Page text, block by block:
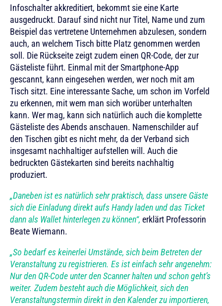
Infoschalter akkreditiert, bekommt sie eine Karte
ausgedruckt. Darauf sind nicht nur Titel, Name und zum
Beispiel das vertretene Unternehmen abzulesen, sondern
auch, an welchem Tisch bitte Platz genommen werden
soll. Die Rückseite zeigt zudem einen QR-Code, der zur
Gästeliste führt. Einmal mit der Smartphone-App
gescannt, kann eingesehen werden, wer noch mit am
Tisch sitzt. Eine interessante Sache, um schon im Vorfeld
zu erkennen, mit wem man sich worüber unterhalten
kann. Wer mag, kann sich natürlich auch die komplette
Gästeliste des Abends anschauen. Namenschilder auf
den Tischen gibt es nicht mehr, da der Verband sich
insgesamt nachhaltiger aufstellen will. Auch die
bedruckten Gästekarten sind bereits nachhaltig
produziert.
„Daneben ist es natürlich sehr praktisch, dass unsere Gäste
sich die Einladung direkt aufs Handy laden und das Ticket
dann als Wallet hinterlegen zu können“, erklärt Professorin
Beate Wiemann.
„So bedarf es keinerlei Umstände, sich beim Betreten der
Veranstaltung zu registrieren. Es ist einfach sehr angenehm:
Nur den QR-Code unter den Scanner halten und schon geht’s
weiter. Zudem besteht auch die Möglichkeit, sich den
Veranstaltungstermin direkt in den Kalender zu importieren,